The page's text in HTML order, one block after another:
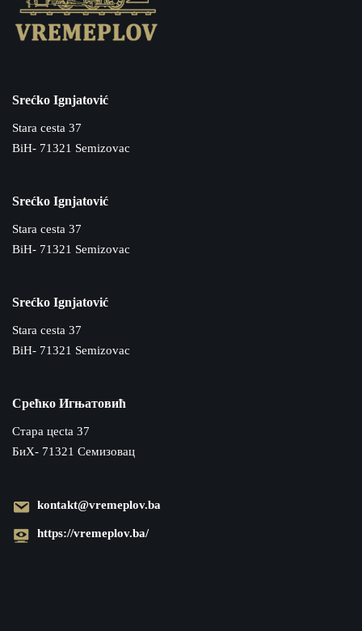
Srećko Ignjatović
Stara cesta 37
BiH- 71321 Semizovac
Srećko Ignjatović
Stara cesta 37
BiH- 71321 Semizovac
Srećko Ignjatović
Stara cesta 37
BiH- 71321 Semizovac
Срећко Игњатовић
Cтара цecta 37
БиХ- 71321 Семизовац
kontakt@vremeplov.ba
https://vremeplov.ba/